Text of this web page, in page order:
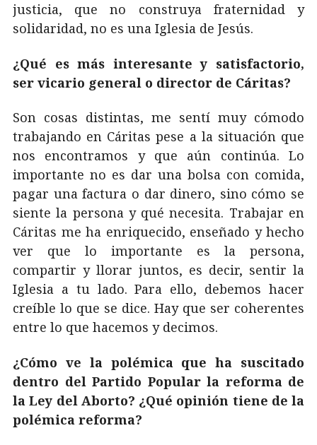
justicia, que no construya fraternidad y
solidaridad, no es una Iglesia de Jesús.
¿Qué es más interesante y satisfactorio,
ser vicario general o director de Cáritas?
Son cosas distintas, me sentí muy cómodo
trabajando en Cáritas pese a la situación que
nos encontramos y que aún continúa. Lo
importante no es dar una bolsa con comida,
pagar una factura o dar dinero, sino cómo se
siente la persona y qué necesita. Trabajar en
Cáritas me ha enriquecido, enseñado y hecho
ver que lo importante es la persona,
compartir y llorar juntos, es decir, sentir la
Iglesia a tu lado. Para ello, debemos hacer
creíble lo que se dice. Hay que ser coherentes
entre lo que hacemos y decimos.
¿Cómo ve la polémica que ha suscitado
dentro del Partido Popular la reforma de
la Ley del Aborto? ¿Qué opinión tiene de la
polémica reforma?